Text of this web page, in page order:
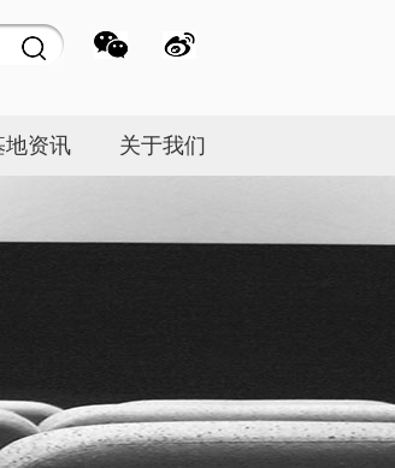
地资讯 关于我们